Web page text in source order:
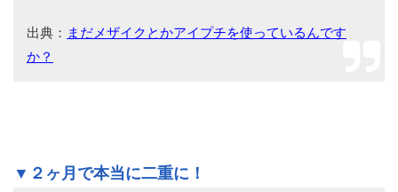
出典： まだメザイクとかアイプチを使っているんです
か？
▼２ヶ月で本当に二重に！